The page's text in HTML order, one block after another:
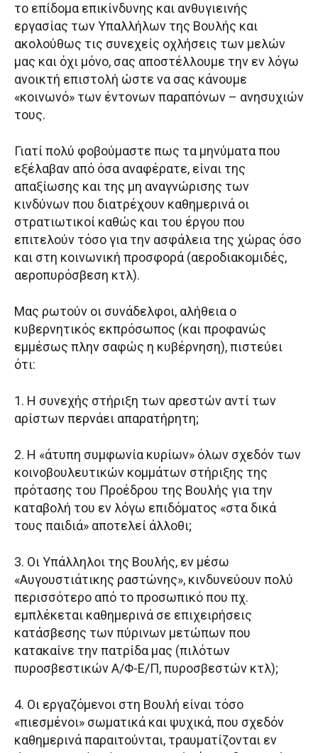
το επίδομα επικίνδυνης και ανθυγιεινής
εργασίας των Υπαλλήλων της Βουλής και
ακολούθως τις συνεχείς οχλήσεις των μελών
μας και όχι μόνο, σας αποστέλλουμε την εν λόγω
ανοικτή επιστολή ώστε να σας κάνουμε
«κοινωνό» των έντονων παραπόνων – ανησυχιών
τους.
Γιατί πολύ φοβούμαστε πως τα μηνύματα που
εξέλαβαν από όσα αναφέρατε, είναι της
απαξίωσης και της μη αναγνώρισης των
κινδύνων που διατρέχουν καθημερινά οι
στρατιωτικοί καθώς και του έργου που
επιτελούν τόσο για την ασφάλεια της χώρας όσο
και στη κοινωνική προσφορά (αεροδιακομιδές,
αεροπυρόσβεση κτλ).
Μας ρωτούν οι συνάδελφοι, αλήθεια ο
κυβερνητικός εκπρόσωπος (και προφανώς
εμμέσως πλην σαφώς η κυβέρνηση), πιστεύει
ότι:
1. Η συνεχής στήριξη των αρεστών αντί των
αρίστων περνάει απαρατήρητη;
2. Η «άτυπη συμφωνία κυρίων» όλων σχεδόν των
κοινοβουλευτικών κομμάτων στήριξης της
πρότασης του Προέδρου της Βουλής για την
καταβολή του εν λόγω επιδόματος «στα δικά
τους παιδιά» αποτελεί άλλοθι;
3. Οι Υπάλληλοι της Βουλής, εν μέσω
«Αυγουστιάτικης ραστώνης», κινδυνεύουν πολύ
περισσότερο από το προσωπικό που πχ.
εμπλέκεται καθημερινά σε επιχειρήσεις
κατάσβεσης των πύρινων μετώπων που
κατακαίνε την πατρίδα μας (πιλότων
πυροσβεστικών Α/Φ-Ε/Π, πυροσβεστών κτλ);
4. Οι εργαζόμενοι στη Βουλή είναι τόσο
«πιεσμένοι» σωματικά και ψυχικά, που σχεδόν
καθημερινά παραιτούνται, τραυματίζονται εν